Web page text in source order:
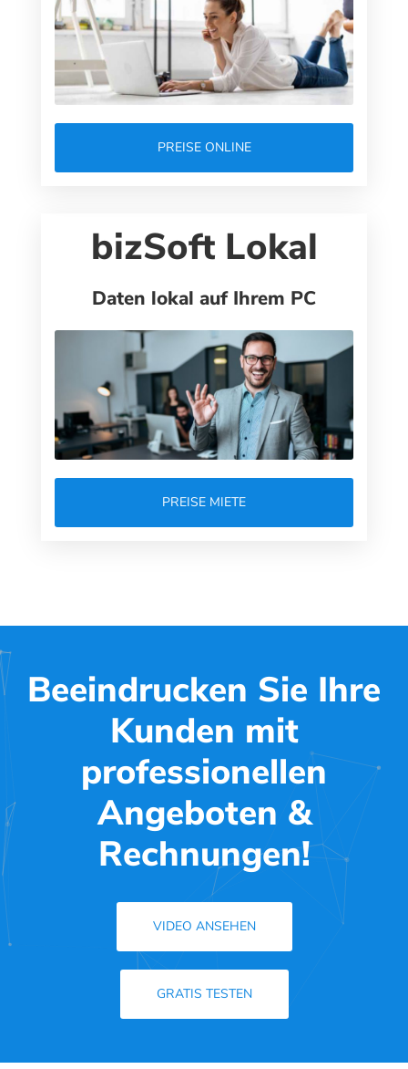
PREISE ONLINE
bizSoft Lokal
Daten lokal auf Ihrem PC
PREISE MIETE
Beeindrucken Sie Ihre
Kunden mit
professionellen
Angeboten &
Rechnungen!
VIDEO ANSEHEN
GRATIS TESTEN